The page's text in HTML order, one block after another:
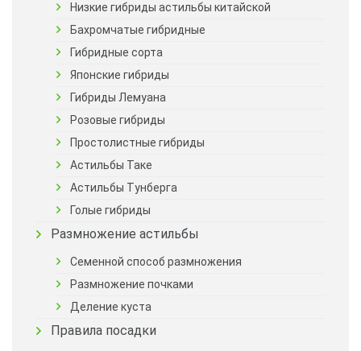
Низкие гибриды астильбы китайской
Бахромчатые гибридные
Гибридные сорта
Японские гибриды
Гибриды Лемуана
Розовые гибриды
Простолистные гибриды
Астильбы Таке
Астильбы Тунберга
Голые гибриды
Размножение астильбы
Семенной способ размножения
Размножение почками
Деление куста
Правила посадки